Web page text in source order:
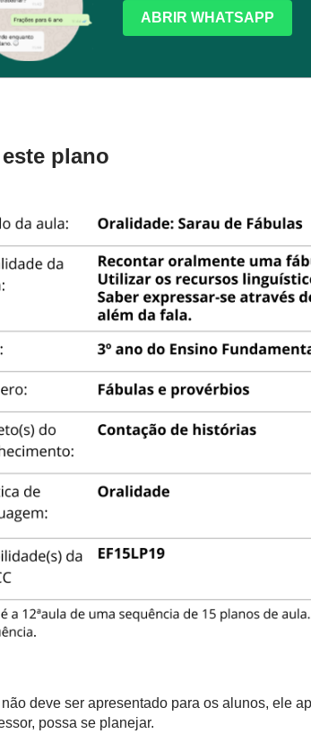
ABRIR WHATSAPP
plano
deve ser apresentado para os alunos, ele
possa se planejar.